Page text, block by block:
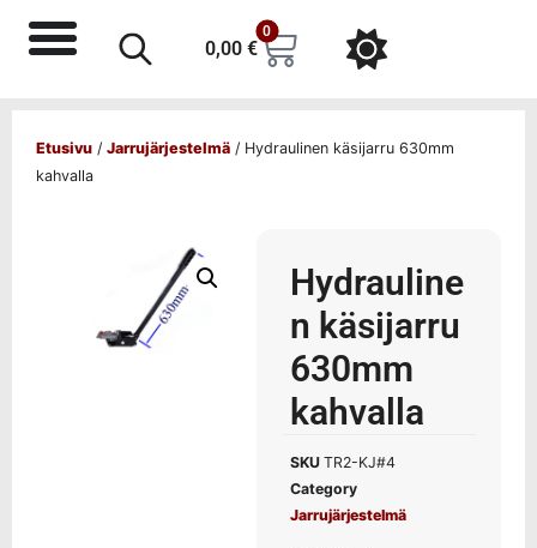
0,00 €
0
Etusivu / Jarrujärjestelmä / Hydraulinen käsijarru 630mm
kahvalla
Hydrauline
n käsijarru
630mm
kahvalla
SKU TR2-KJ#4
Category
Jarrujärjestelmä